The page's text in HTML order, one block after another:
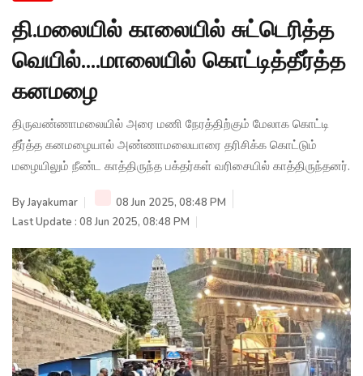
தி.மலையில் காலையில் சுட்டெரித்த
வெயில்....மாலையில் கொட்டித்தீர்த்த
கனமழை
திருவண்ணாமலையில் அரை மணி நேரத்திற்கும் மேலாக கொட்டி
தீர்த்த கனமழையால் அண்ணாமலையாரை தரிசிக்க கொட்டும்
மழையிலும் நீண்ட காத்திருந்த பக்தர்கள் வரிசையில் காத்திருந்தனர்.
ByJayakumar
08 Jun 2025, 08:48 PM
Last Update : 08 Jun 2025, 08:48 PM